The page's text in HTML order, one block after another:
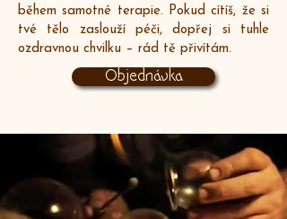
během samotné terapie. Pokud cítíš, že si
tvé tělo zaslouží péči, dopřej si tuhle
ozdravnou chvilku – rád tě přivítám.
Objednávka